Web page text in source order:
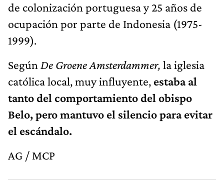
de colonización portuguesa y 25 años de
ocupación por parte de Indonesia (1975-
1999).
Según De Groene Amsterdammer, la iglesia
católica local, muy influyente, estaba al
tanto del comportamiento del obispo
Belo, pero mantuvo el silencio para evitar
el escándalo.
AG / MCP